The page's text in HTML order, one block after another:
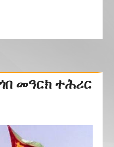
መዓርክ ተሕሪር